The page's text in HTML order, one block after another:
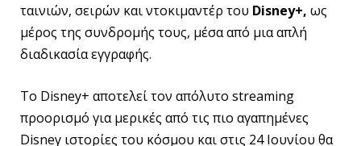
ταινιών, σειρών και ντοκιμαντέρ του Disney+, ως
μέρος της συνδρομής τους, μέσα από μια απλή
διαδικασία εγγραφής.
Το Disney+ αποτελεί τον απόλυτο streaming
προορισμό για μερικές από τις πιο αγαπημένες
Disney ιστορίες του κόσμου και στις 24 Ιουνίου θα